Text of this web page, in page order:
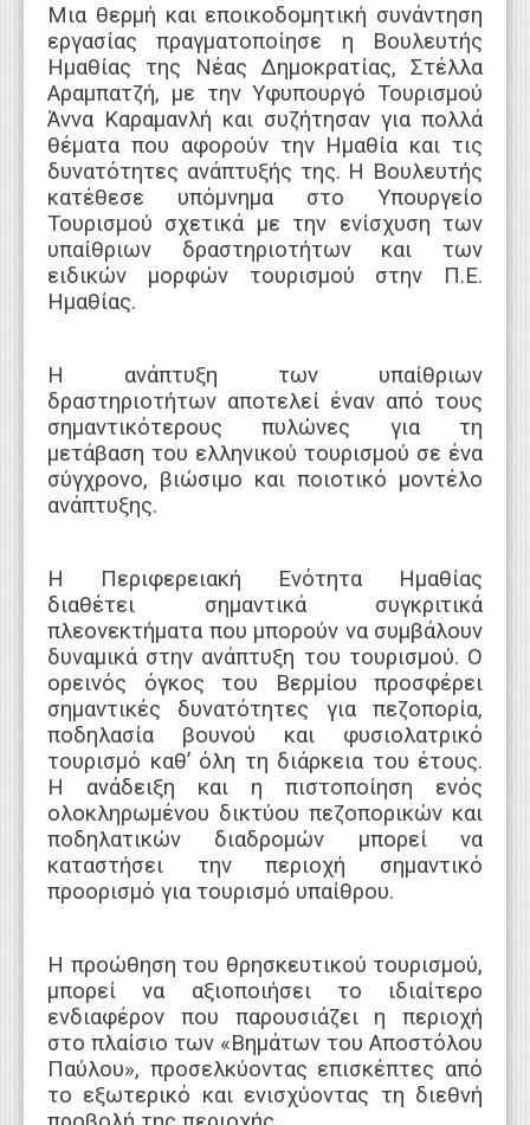
Μια θερμή και εποικοδομητική συνάντηση
εργασίας πραγματοποίησε η Βουλευτής
Ημαθίας της Νέας Δημοκρατίας, Στέλλα
Αραμπατζή, με την Υφυπουργό Τουρισμού
Άννα Καραμανλή και συζήτησαν για πολλά
θέματα που αφορούν την Ημαθία και τις
δυνατότητες ανάπτυξής της. Η Βουλευτής
κατέθεσε υπόμνημα στο Υπουργείο
Τουρισμού σχετικά με την ενίσχυση των
υπαίθριων δραστηριοτήτων και των
ειδικών μορφών τουρισμού στην Π.Ε.
Ημαθίας.
Η ανάπτυξη των υπαίθριων
δραστηριοτήτων αποτελεί έναν από τους
σημαντικότερους πυλώνες για τη
μετάβαση του ελληνικού τουρισμού σε ένα
σύγχρονο, βιώσιμο και ποιοτικό μοντέλο
ανάπτυξης.
Η Περιφερειακή Ενότητα Ημαθίας
διαθέτει σημαντικά συγκριτικά
πλεονεκτήματα που μπορούν να συμβάλουν
δυναμικά στην ανάπτυξη του τουρισμού. Ο
ορεινός όγκος του Βερμίου προσφέρει
σημαντικές δυνατότητες για πεζοπορία,
ποδηλασία βουνού και φυσιολατρικό
τουρισμό καθ’ όλη τη διάρκεια του έτους.
Η ανάδειξη και η πιστοποίηση ενός
ολοκληρωμένου δικτύου πεζοπορικών και
ποδηλατικών διαδρομών μπορεί να
καταστήσει την περιοχή σημαντικό
προορισμό για τουρισμό υπαίθρου.
Η προώθηση του θρησκευτικού τουρισμού,
μπορεί να αξιοποιήσει το ιδιαίτερο
ενδιαφέρον που παρουσιάζει η περιοχή
στο πλαίσιο των «Βημάτων του Αποστόλου
Παύλου», προσελκύοντας επισκέπτες από
το εξωτερικό και ενισχύοντας τη διεθνή